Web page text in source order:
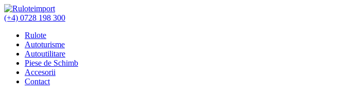
(+4) 0728 198 300
Rulote
Autoturisme
Autoutilitare
Piese de Schimb
Accesorii
Contact